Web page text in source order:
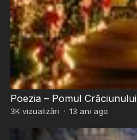
Poezia – Pomul
3Kvizualizări · 13 ani ago